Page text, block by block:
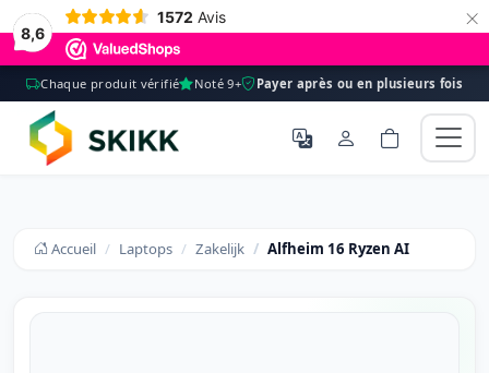
8,6
1572 Avis ×
Chaque produit vérifié Noté 9+ Payer après ou en plusieurs fois
Accueil Laptops Zakelijk Alfheim 16 Ryzen AI